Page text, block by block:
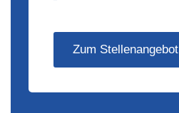
Zum Stellenangebot